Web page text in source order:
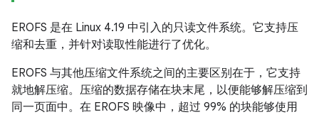
EROFS 是在 Linux 4.19 中引入的只读文件系统。它支持压
缩和去重，并针对读取性能进行了优化。
EROFS 与其他压缩文件系统之间的主要区别在于，它支持
就地解压缩。压缩的数据存储在块末尾，以便能够解压缩到
同一页面中。在 EROFS 映像中，超过 99% 的块能够使用